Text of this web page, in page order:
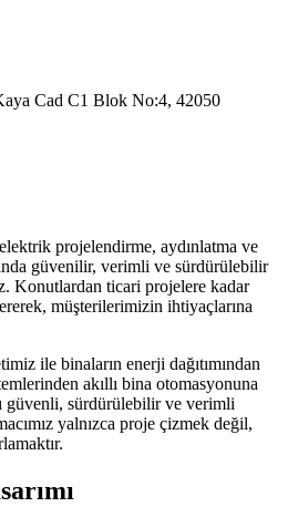
Cad C1 Blok No:4, 42050
projelendirme, aydınlatma ve
güvenilir, verimli ve sürdürülebilir
Konutlardan ticari projelere kadar
müşterilerimizin ihtiyaçlarına
ile binaların enerji dağıtımından
akıllı bina otomasyonuna
güvenli, sürdürülebilir ve verimli
yalnızca proje çizmek değil,